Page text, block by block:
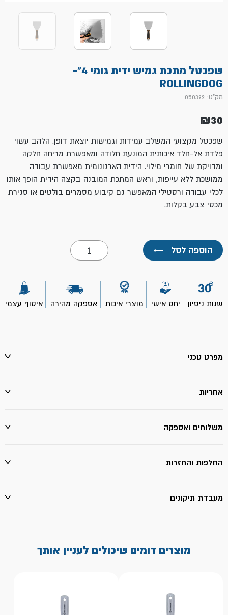
שפכטל מתכת גמיש ידית גומי 4"-
ROLLINGDOG
מק"ט: 050392
₪30
שפכטל מקצועי המשלב עמידות וגמישות יוצאת דופן. הלהב עשוי
פלדת אל-חלד איכותית המונעת חלודה ומאפשרת מריחה חלקה
ומדויקת של חומרי מילוי. הידית הארגונומית מאפשרת עבודה
ממושכת ללא עייפות, וראש המתכת המובנה בקצה הידית הופך אותו
לכלי עבודה ורסטילי המאפשר גם קיבוע מסמרים בולטים או סגירת
מכסי צבע בקלות.
הוספה לסל ←
כמות
של
שפכטל
גמיש
4"-
שנות ניסיון יחס אישי מוצרי איכות אספקה מהירה איסוף עצמי
מפרט טכני
אחריות
משלוחים ואספקה
החלפות והחזרות
מעבדת תיקונים
מוצרים דומים שיכולים לעניין אותך